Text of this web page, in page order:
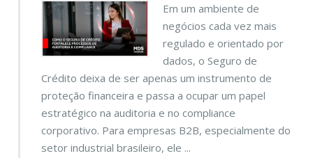
Em um ambiente de
negócios cada vez mais
regulado e orientado por
dados, o Seguro de
Crédito deixa de ser apenas um instrumento de
proteção financeira e passa a ocupar um papel
estratégico na auditoria e no compliance
corporativo. Para empresas B2B, especialmente do
setor industrial brasileiro, ele ...